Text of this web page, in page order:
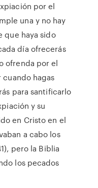
por el
una y no hay
que haya sido
día ofrecerás
ofrenda por el
hagas
para santificarlo
y su
en Cristo en el
a cabo los
pero la Biblia
los pecados